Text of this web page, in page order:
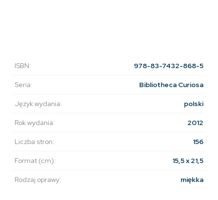
ISBN: 978-83-7432-868-5
Seria: Bibliotheca Curiosa
Język wydania: polski
Rok wydania: 2012
Liczba stron: 156
Format (cm): 15,5 x 21,5
Rodzaj oprawy: miękka